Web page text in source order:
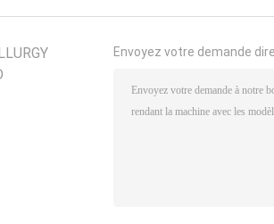
Envoyez votre demande